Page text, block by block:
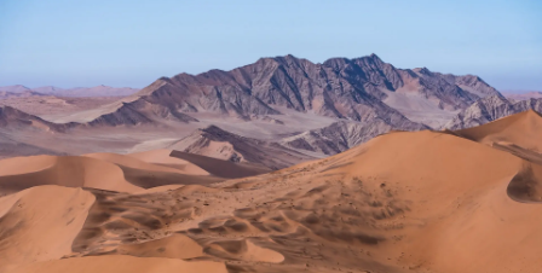
Ingewikkelde HR-taken eenvoudig uitbesteden
INFRASTRUCTUUR
Remote Embedded
HR naadloos in workflows integreren
Start-ups
Flexibele global HR en payroll solutions voor groeiende
bedrijven
Mid-market
Teams uitbreiden met HR solutions op maat
internationale zzp'ers
LEREN MET REMOTE
Onderzoek en gidsen
Casestudy's
Français
Deutsch
Español